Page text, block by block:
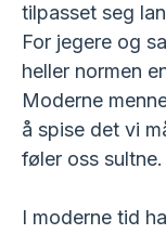
tilpasset seg
For jegere og
heller normen
Moderne
å spise det vi
føler oss
I moderne tid